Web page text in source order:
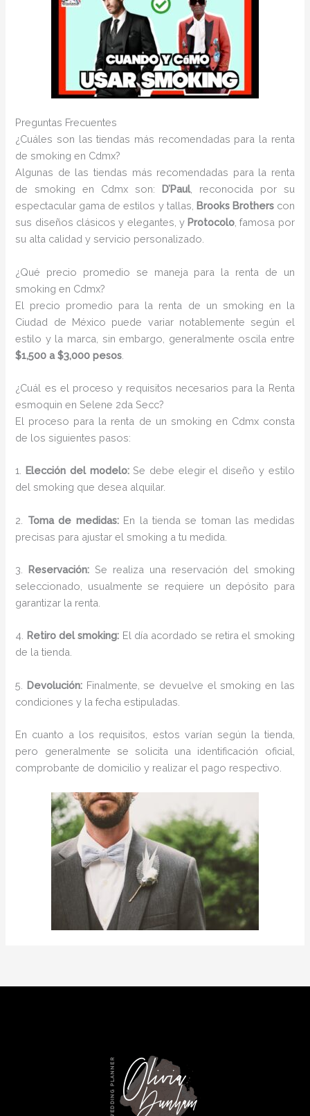
Preguntas Frecuentes
¿Cuáles son las tiendas más recomendadas para la renta
de smoking en Cdmx?
Algunas de las tiendas más recomendadas para la renta
de smoking en Cdmx son: D’Paul, reconocida por su
espectacular gama de estilos y tallas, Brooks Brotherscon
sus diseños clásicos y elegantes, y Protocolo , famosa por
su alta calidad y servicio personalizado.
¿Qué precio promedio se maneja para la renta de un
smoking en Cdmx?
El precio promedio para la renta de un smoking en la
Ciudad de México puede variar notablemente según el
estilo y la marca, sin embargo, generalmente oscila entre
$1,500 a $3,000 pesos
¿Cuál es el proceso y requisitos necesarios para la Renta
esmoquin en Selene 2da Secc?
El proceso para la renta de un smoking en Cdmx consta
de los siguientes pasos:
1. Elección del modelo:Se debe elegir el diseño y estilo
del smoking que desea alquilar.
2. Toma de medidas:En la tienda se toman las medidas
precisas para ajustar el smoking a tu medida.
3. Reservación: Se realiza una reservación del smoking
seleccionado, usualmente se requiere un depósito para
garantizar la renta.
4. Retiro del smoking: El día acordado se retira el smoking
de la tienda.
5. Devolución: Finalmente, se devuelve el smoking en las
condiciones y la fecha estipuladas.
En cuanto a los requisitos, estos varían según la tienda,
pero generalmente se solicita una identificación oficial,
comprobante de domicilio y realizar el pago respectivo.